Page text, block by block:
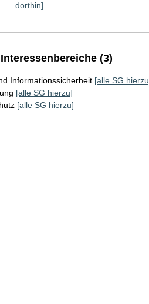
dorthin]
(3)
Informationssicherheit [alle SG
[alle SG hierzu]
[alle SG hierzu]